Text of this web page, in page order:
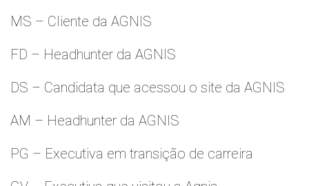
MS – Cliente da AGNIS
FD – Headhunter da AGNIS
DS – Candidata que acessou o site da AGNIS
AM – Headhunter da AGNIS
PG – Executiva em transição de carreira